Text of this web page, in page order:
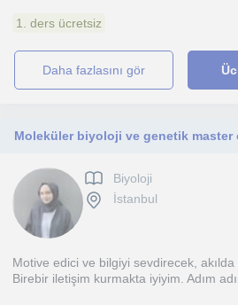
1. ders ücretsiz
daha fazlasını gör
Biyoloji
İstanbul
Motive edici ve bilgiyi sevdirecek, akılda
Birebir iletişim kurmakta iyiyim. Adım